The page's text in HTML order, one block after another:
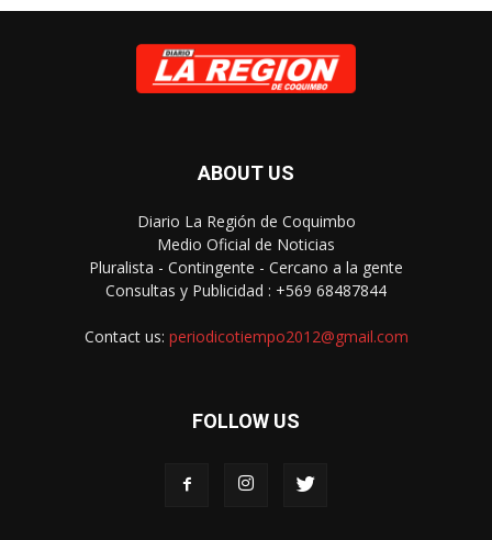
ABOUT US
Diario La Región de Coquimbo
Medio Oficial de Noticias
Pluralista - Contingente - Cercano a la gente
Consultas y Publicidad : +569 68487844
Contact us: periodicotiempo2012@gmail.com
FOLLOW US